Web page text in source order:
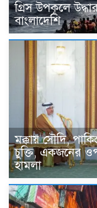
গ্রিস উপকূলে
বাংলাদেশি
মক্কায় সৌদি,
চুক্তি, একজনের
হামলা